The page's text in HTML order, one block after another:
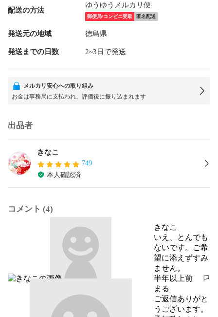
配送の方法
ゆうゆうメルカリ便
郵便局/コンビニ受取 匿名配送
発送元の地域 徳島県
発送までの日数 2~3日で発送
メルカリ安心への取り組み
お金は事務局に支払われ、評価後に振り込まれます
出品者
きなこ
749
本人確認済
コメント (4)
きなこ
いえ、とんでも
ないです。ご希
望に添えずすみ
ません。
半年以上前
報告する
まる
ご返信ありがと
うございます。